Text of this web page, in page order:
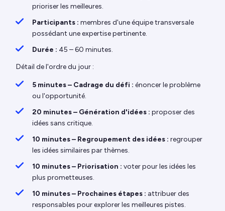
prioriser les meilleures.
Participants : membres d'une équipe transversale
possédant une expertise pertinente.
Durée : 45 – 60 minutes.
Détail de l'ordre du jour :
5 minutes – Cadrage du défi : énoncer le problème
ou l'opportunité.
20 minutes – Génération d'idées : proposer des
idées sans critique.
10 minutes – Regroupement des idées : regrouper
les idées similaires par thèmes.
10 minutes – Priorisation : voter pour les idées les
plus prometteuses.
10 minutes – Prochaines étapes : attribuer des
responsables pour explorer les meilleures pistes.